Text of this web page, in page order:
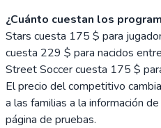
¿Cuánto cuestan los
Stars cuesta 175 $ para
cuesta 229 $ para nacidos
Street Soccer cuesta 175 $
El precio del competitivo
a las familias a la información
página de pruebas.